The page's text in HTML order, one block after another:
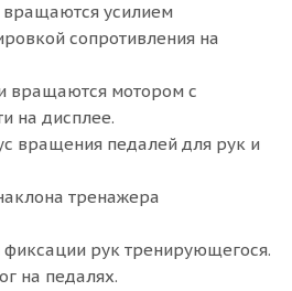
усилием
сопротивления на
вращаются мотором с
на дисплее.
вращения педалей для рук и
тренажера
фиксации рук тренирующегося.
на педалях.